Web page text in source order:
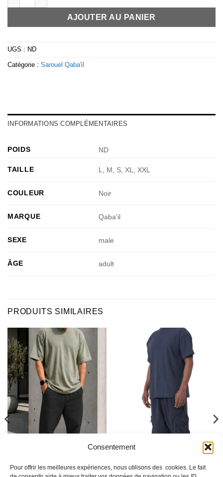
Consentement
Pour offrir les meilleures expériences, nous utilisons des cookies. Le fait
AJOUTER AU PANIER
UGS : ND
Catégorie : Sarouel Qaba'il
INFORMATIONS COMPLÉMENTAIRES
POIDS ND
TAILLE L, M, S, XL, XXL
COULEUR Noir
MARQUE Qaba'il
SEXE male
ÂGE adult
PRODUITS SIMILAIRES